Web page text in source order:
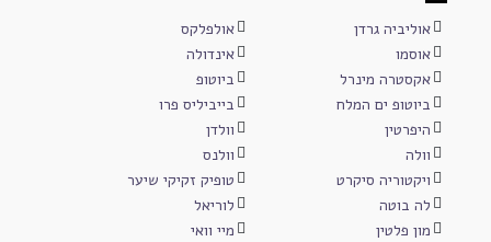
אוליביה גרדן
אולפלקס
אוסמו
אינדולה
אקסטרה מינרל
ביוטופ
ביוטופ ים המלח
בייביליס פרו
היפרטין
וולדן
וולה
וולנס
ויקטוריה סיקרט
טופיק זקיקי שיער
לה בוטה
לוריאל
מון פלטין
מיי וואי